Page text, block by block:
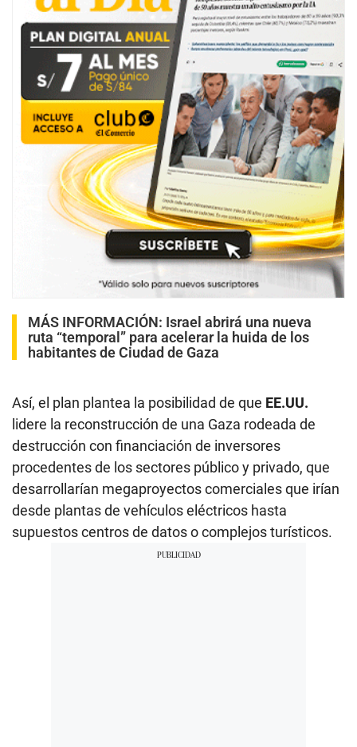
MÁS INFORMACIÓN: Israel abrirá una nueva
ruta “temporal” para acelerar la huida de los
habitantes de Ciudad de Gaza
Así, el plan plantea la posibilidad de que EE.UU.
lidere la reconstrucción de una Gaza rodeada de
destrucción con financiación de inversores
procedentes de los sectores público y privado, que
desarrollarían megaproyectos comerciales que irían
desde plantas de vehículos eléctricos hasta
supuestos centros de datos o complejos turísticos.